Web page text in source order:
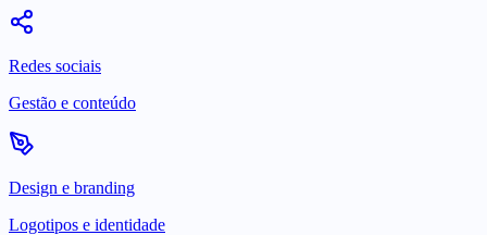
Redes sociais
Gestão e conteúdo
Design e branding
Logotipos e identidade